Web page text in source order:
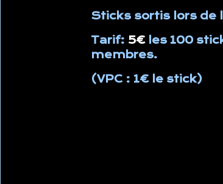
Sticks sortis lors de
Tarif: 5€les 100
membres.
(VPC : 1€ le stick)